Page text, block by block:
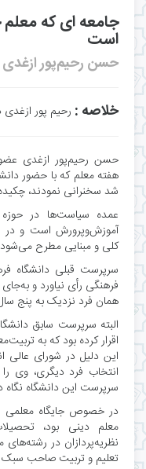
جامعه ای که
است
حسن رحیم‌پور ازغدی
خلاصه : رحیم پور
حسن رحیم‌پور ازغدی
هفته معلم که با حضور
شد سخنرانی نمودند،
عمده سیاست‌ها در حوزه
آموزش‌وپرورش است و در
کلی و مبنایی مطرح
سرپرست قبلی دانشگاه
فرهنگی رأی نیاورد و
همان فرد نزدیک به پنج
البته سرپرست سابق
اقرار کرده بود که به
این دلیل در شورای عالی
انتخاب فرد دیگری، وی
سرپرست این دانشگاه
در خصوص جایگاه معلمی
معلم دینی بود،
نظریه‌پردازان در
تعلیم و تربیت صاحب سبک